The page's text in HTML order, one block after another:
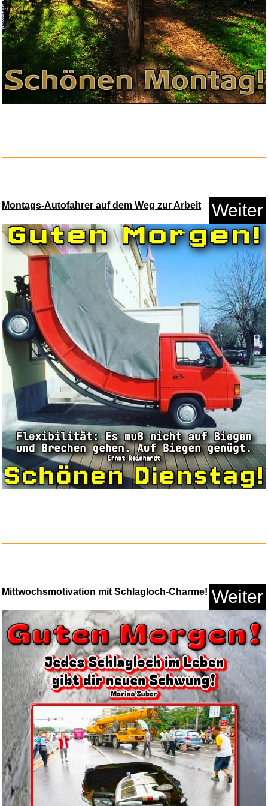
Disney´s Lustiges Taschenbuch...
Anzeige
Invasion der Puppen...
Anzeige
PULaif Runde und quadratische
...
Brook Pocket Auto Catch Carry
...
Anzeige
Montags-Autofahrer auf dem Weg zur Arbeit Weiter
Mittwochsmotivation mit Schlagloch-Charme! Weiter